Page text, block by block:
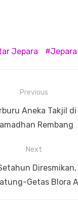
Jepara
Previous
Aneka Takjil
Rembang
Next
Getas Blora